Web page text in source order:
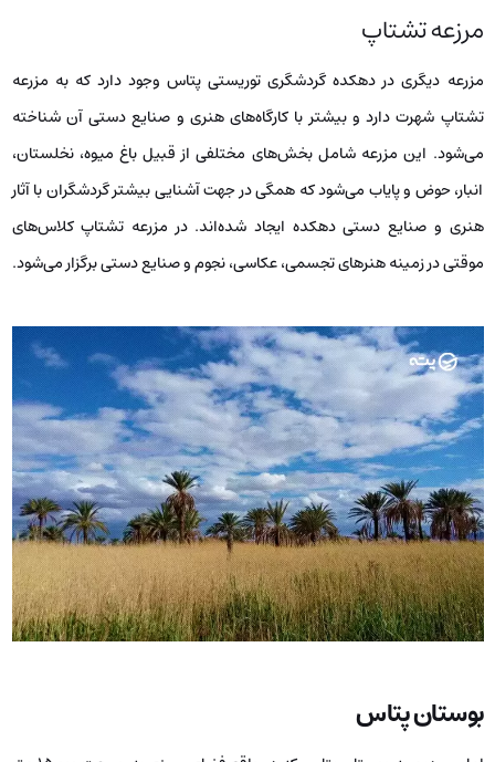
مرزعه‌ تشتاپ
مزرعه دیگری در دهکده گردشگری توریستی پتاس وجود دارد که به مزرعه
تشتاپ شهرت دارد و بیشتر با کارگاه‌های هنری و صنایع دستی آن شناخته
می‌شود. این مزرعه شامل بخش‌های مختلفی از قبیل باغ میوه، نخلستان،
انبار، حوض و پایاب می‌شود که همگی در جهت آشنایی بیشتر گردشگران با آثار
هنری و صنایع دستی دهکده ایجاد شده‌اند. در مزرعه تشتاپ کلاس‌های
موقتی در زمینه هنرهای تجسمی، عکاسی، نجوم و صنایع دستی برگزار می‌شود.
بوستان پتاس